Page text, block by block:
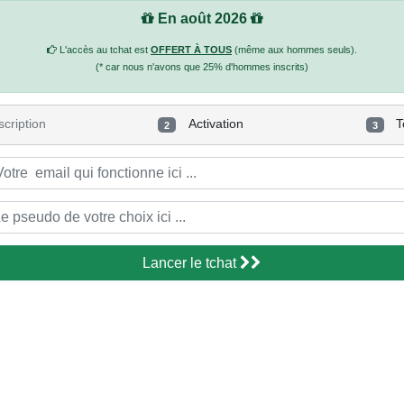
En août 2026
L'accès au tchat est OFFERT À TOUS (même aux hommes seuls).
(* car nous n'avons que 25% d'hommes inscrits)
2 Activation 3
Lancer le tchat